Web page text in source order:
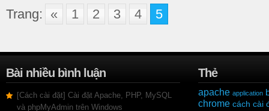
Trang: « 1 2 3 4 5
Bài nhiều bình luận
[Cách cài đặt] Cài đặt Apache, PHP, MySQL
và phpMyAdmin trên Windows
Thẻ
apache application
chrome cách cài